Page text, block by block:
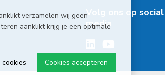
verzamelen wij geen
aanklikt krijg je een optimale
Cookies accepteren
cookies
Volg ons op social
media